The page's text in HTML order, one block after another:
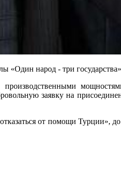
«Один народ - три
заявку на
от помощи Турции», до